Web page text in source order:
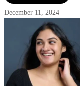
December 11, 2024